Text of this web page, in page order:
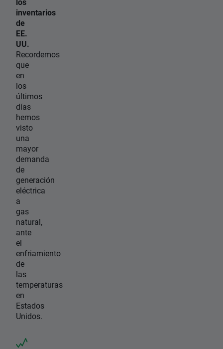
inventarios
de
EE.
UU.
Recordemos
que
en
los
últimos
días
hemos
visto
una
mayor
demanda
de
generación
eléctrica
a
gas
natural,
ante
el
enfriamiento
de
las
temperaturas
en
Estados
Unidos.